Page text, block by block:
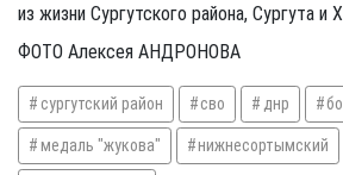
из жизни Сургутского района, Сургута и
ФОТО Алексея АНДРОНОВА
сургутский район сво днр
медаль "жукова" нижнесортымский